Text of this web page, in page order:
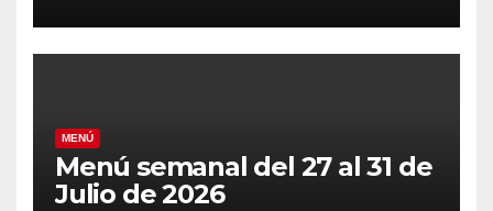
MENÚ
Menú semanal del 27 al 31 de
Julio de 2026